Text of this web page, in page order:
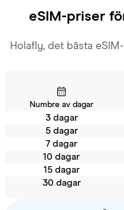
eSIM-priser
Holafly, det bästa
Numbre av dagar
3 dagar
5 dagar
7 dagar
10 dagar
15 dagar
30 dagar